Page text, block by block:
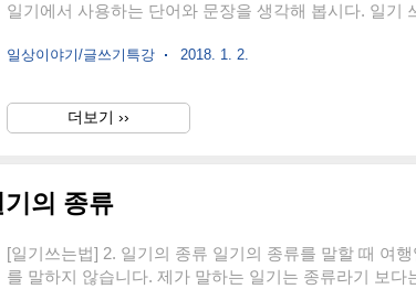
일기에서 사용하는 단어와 문장을 생각해 봅시다. 일기
국 글쓰기와 다르지 않습니다. 그러니 일기를 위한 글쓰
자서 그런지 좋다. 아침이 매일 이렇게 개운하다면 얼마
빈다. 겨울이라 버스 창문을 닫아서 그런지 냄새가 많이
일상이야기/글쓰기특강 2018. 1. 2.
더보기 ››
의 종류
[일기쓰는법] 2. 일기의 종류 일기의 종류를 말할 때 여
를 말하지 않습니다. 제가 말하는 일기는 종류라기 보다